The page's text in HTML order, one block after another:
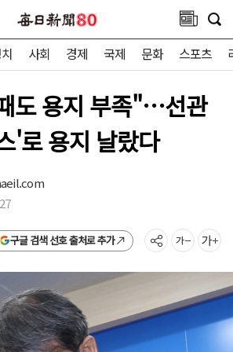
사회 경제 국제 문화 스포츠
도 용지 부족"…선관
'로 용지 날랐다
구글 검색 선호 출처로 추가